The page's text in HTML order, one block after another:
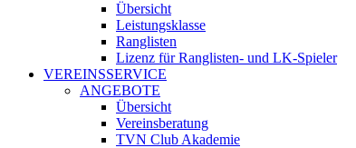
Übersicht
Leistungsklasse
Ranglisten
Lizenz für Ranglisten- und LK-Spieler
VEREINSSERVICE
ANGEBOTE
Übersicht
Vereinsberatung
TVN Club Akademie